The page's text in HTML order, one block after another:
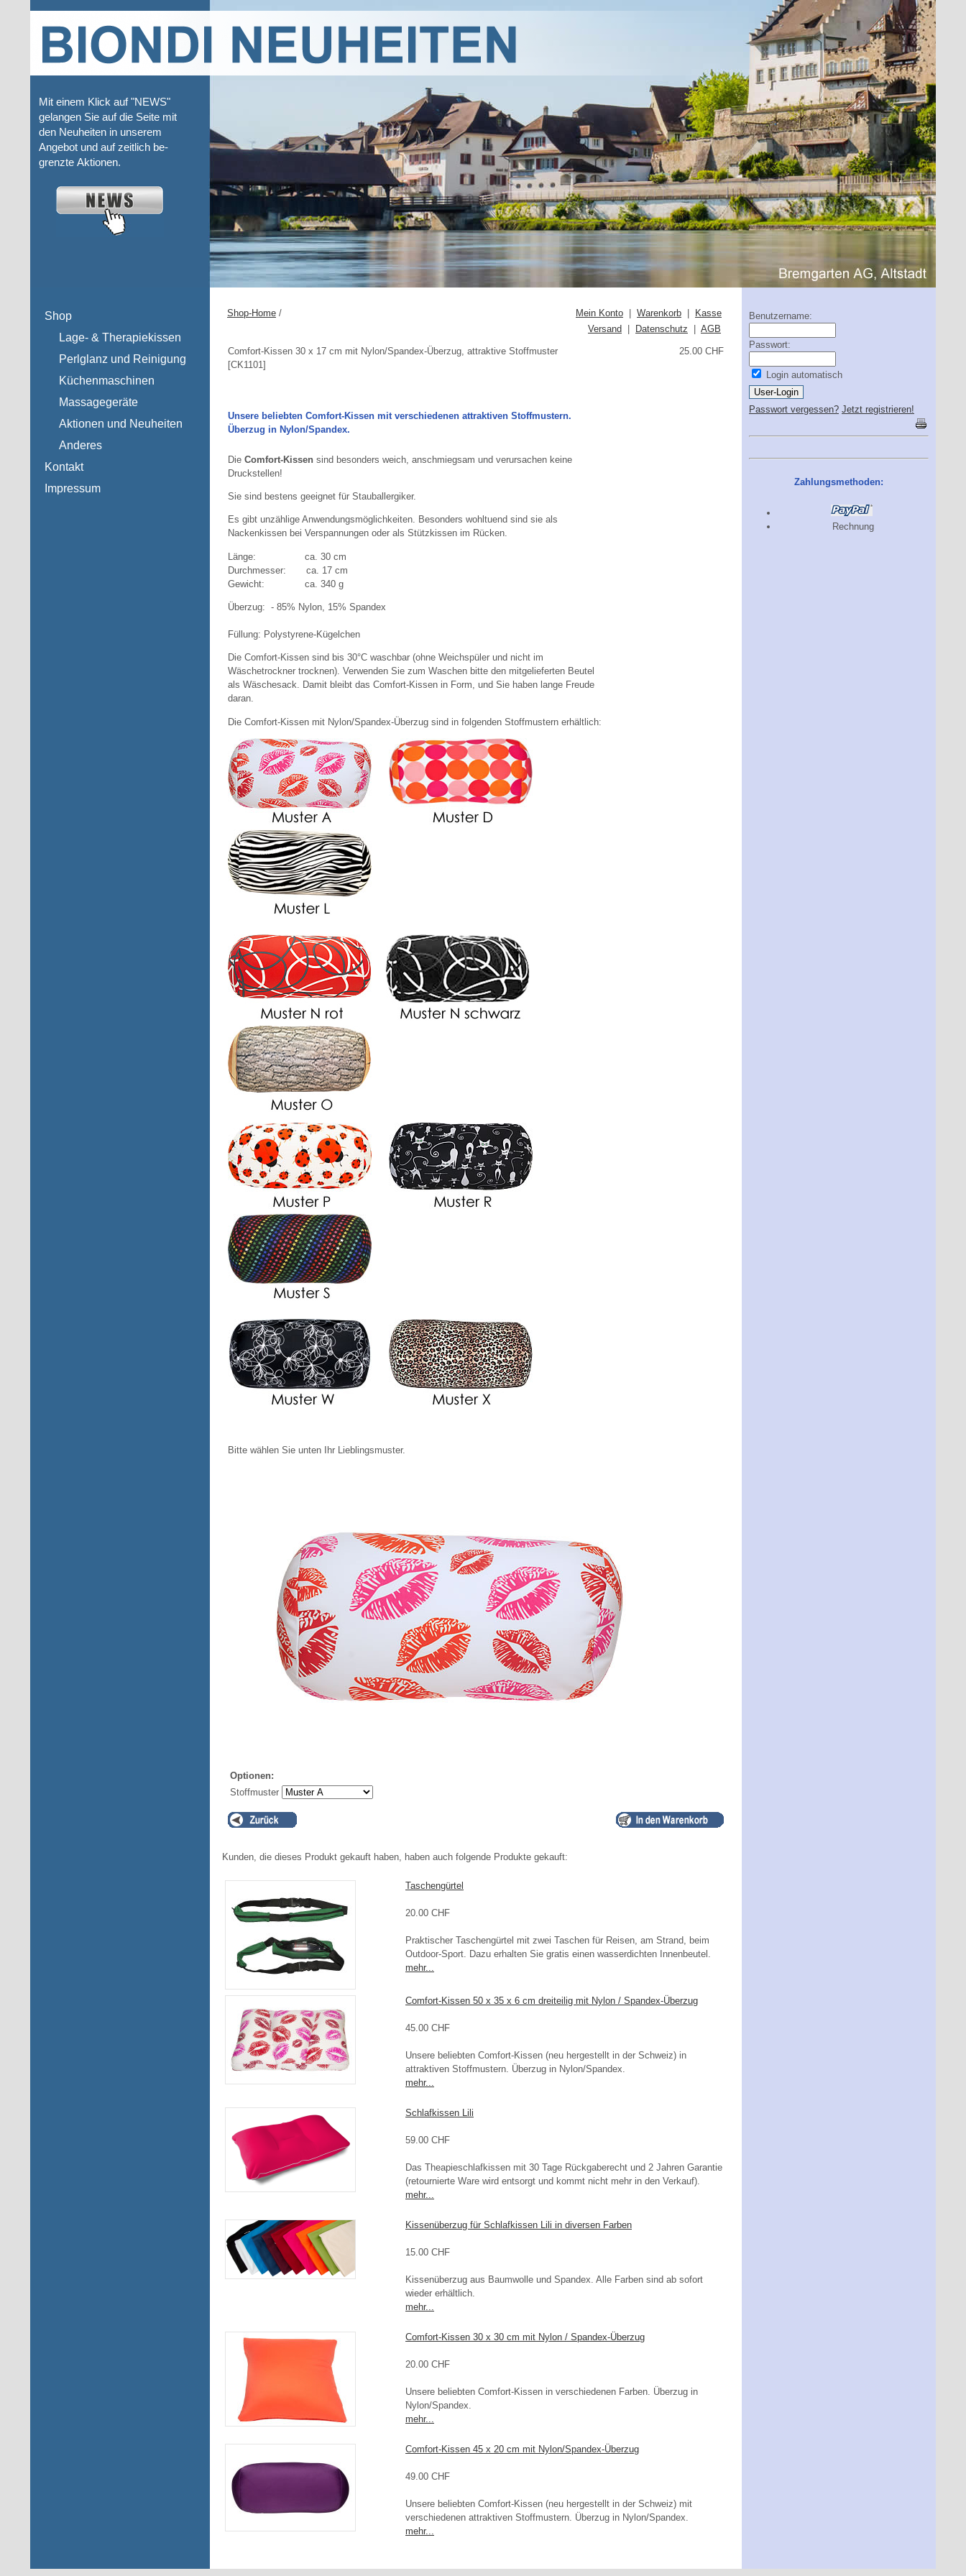
Mit einem Klick auf "NEWS"
gelangen Sie auf die Seite mit
den Neuheiten in unserem
Angebot und auf zeitlich be-
grenzte Aktionen.
Shop
Lage- & Therapiekissen
Perlglanz und Reinigung
Küchenmaschinen
Massagegeräte
Aktionen und Neuheiten
Anderes
Kontakt
Impressum
Shop-Home / Mein Konto Warenkorb
Kasse
Versand
Datenschutz AGB
Comfort-Kissen 30 x 17 cm mit Nylon/Spandex-Überzug, attraktive Stoffmuster
[CK1101]
25.00 CHF
Unsere beliebten Comfort-Kissen mit verschiedenen attraktiven Stoffmustern.
Überzug in Nylon/Spandex.
Die Comfort-Kissen sind besonders weich, anschmiegsam und verursachen keine
Druckstellen!
Sie sind bestens geeignet für Stauballergiker.
Es gibt unzählige Anwendungsmöglichkeiten. Besonders wohltuend sind sie als
Nackenkissen bei Verspannungen oder als Stützkissen im Rücken.
Länge: ca. 30 cm
Durchmesser: ca. 17 cm
Gewicht: ca. 340 g
Überzug: - 85% Nylon, 15% Spandex
Füllung: Polystyrene-Kügelchen
Die Comfort-Kissen sind bis 30°C waschbar (ohne Weichspüler und nicht im
Wäschetrockner trocknen). Verwenden Sie zum Waschen bitte den mitgelieferten Beutel
als Wäschesack. Damit bleibt das Comfort-Kissen in Form, und Sie haben lange Freude
daran.
Die Comfort-Kissen mit Nylon/Spandex-Überzug sind in folgenden Stoffmustern erhältlich:
Bitte wählen Sie unten Ihr Lieblingsmuster.
Optionen:
Stoffmuster
Kunden, die dieses Produkt gekauft haben, haben auch folgende Produkte gekauft:
Taschengürtel
20.00 CHF
Praktischer Taschengürtel mit zwei Taschen für Reisen, am Strand, beim
Outdoor-Sport. Dazu erhalten Sie gratis einen wasserdichten Innenbeutel.
mehr...
Comfort-Kissen 50 x 35 x 6 cm dreiteilig mit Nylon / Spandex-Überzug
45.00 CHF
Unsere beliebten Comfort-Kissen (neu hergestellt in der Schweiz) in
attraktiven Stoffmustern. Überzug in Nylon/Spandex.
mehr...
Schlafkissen Lili
59.00 CHF
Das Theapieschlafkissen mit 30 Tage Rückgaberecht und 2 Jahren Garantie
(retournierte Ware wird entsorgt und kommt nicht mehr in den Verkauf).
mehr...
Kissenüberzug für Schlafkissen Lili in diversen Farben
15.00 CHF
Kissenüberzug aus Baumwolle und Spandex. Alle Farben sind ab sofort
wieder erhältlich.
mehr...
Comfort-Kissen 30 x 30 cm mit Nylon / Spandex-Überzug
20.00 CHF
Unsere beliebten Comfort-Kissen in verschiedenen Farben. Überzug in
Nylon/Spandex.
mehr...
Comfort-Kissen 45 x 20 cm mit Nylon/Spandex-Überzug
49.00 CHF
Unsere beliebten Comfort-Kissen (neu hergestellt in der Schweiz) mit
verschiedenen attraktiven Stoffmustern. Überzug in Nylon/Spandex.
mehr...
Benutzername:
Passwort:
Login automatisch
Passwort vergessen? Jetzt registrieren!
Zahlungsmethoden:
Rechnung